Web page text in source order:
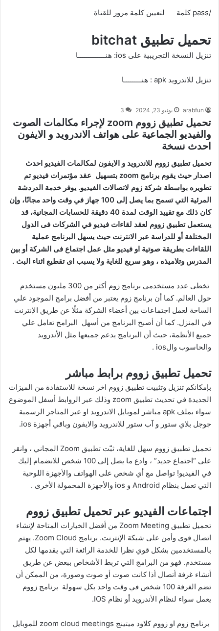
/pass كلمة لتعيين كلمة مرور للقناة
تحميل تطبيق bitchat
تنزيل النسخة التجريبية على ios: هنــــــــــــــا
تنزيل للاندرويد apk : هنـــــــــا
arabfun يونيو 23, 2024 3
تحميل تطبيق زووم zoom لإجراء مكالمات الصوت
والفيديو الجماعية على هواتف الاندرويد و الايفون
احدث نسخة
تحميل تطبيق زووم للاندرويد و الايفون لمكالمات الفيديو احدث
اصدار حيث يقوم برنامج zoom بتسهيل عقد مؤتمرات فيديو تم
تطويره بواسطة شركة زوم لاتصالات الفيديو. يوفر خدمة الدردشة
المرئية التي تسمح بما يصل إلى 100 جهاز في وقت واحد مجانًا، وإن
كان ذلك مع تقييد الوقت لمدة 40 دقيقة للحسابات المجانية، قد
يستعمل تطبيق زووم لعقد لقاءات فيديو في الشركات فى الدول
المختلفة أو للدراسة عبر الانترنت حيث يسهل البرنامج عملية
اللقاءات بطريقة صوتية او فيديو مثل عمل اجتماع فى الشركة أو بين
المدرس وتلاميذه ، وهو سريع للغاية ولا يسبب اى تقطيع اثناء البث .
تخطى عدد مستخدمي برنامج زوم أكثر من 300 مليون مستخدم
حول العالم. كما أن برنامج زوم يعتبر من أفضل برامج الموجود علي
الساحة لعمل اجتماعات بين أعضاء الشركة مثلًا عن طريق الإنترنت
في المنزل. كما أن أصبح البرنامج من أسهل البرامج تعامل علي
جميع الأنظمة، حيث أن البرنامج يدعم جميعها مثل الأندرويد
والحاسوب والios .
تحميل تطبيق زووم برابط مباشر
بإمكانكم تنزيل وتثبيت تطبيق زووم اخر نسخة للاستفادة من الميزات
الجديدة في تحديث تطبيق zoom وذلك عبر الروابط أسفل الموضوع
سواء بملف apk مباشر لموبايل الاندرويد او عبر المتاجر الرسمية
جوجل بلاي ستور و آب ستور للاندرويد والايفون وباقي أجهزة ios.
تحميل تطبيق زووم سهل للغاية، ثبّت تطبيق Zoom المجاني ، وانقر
على “اجتماع جديد” ، وادع ما يصل إلى 100 شخص للانضمام إليك
في الفيديو! تواصل مع أي شخص على الهواتف والأجهزة اللوحية
التي تعمل بنظام Android و ios والأجهزة المحمولة الأخرى .
اجتماعات الفيديو عبر تحميل تطبيق زووم
تحميل تطبيق Zoom Meeting من أفضل الخيارات المتاحة لإنشاء
اتصال قوي وأمن على شبكة الإنترنت. برنامج Zoom Cloud. يهتم
بالمستخدمين بشكل قوي نظرا للخدمة الرائعة التي يقدمها لكل
مستخدم. فهو من البرامج التي تربط الأشخاص ببعض عن طريق
أنشاء غرفة أتصال أذا كانت صوت أو صوت وصورة، من الممكن أن
تضم الغرفة 100 شخص في وقت واحد بكل سهولة برنامج زووم
يعمل سواء لنظام الأندرويد أو نظام IOS.
برنامج زوم او زووم كلاود ميتينج zoom cloud meetings للموبايل